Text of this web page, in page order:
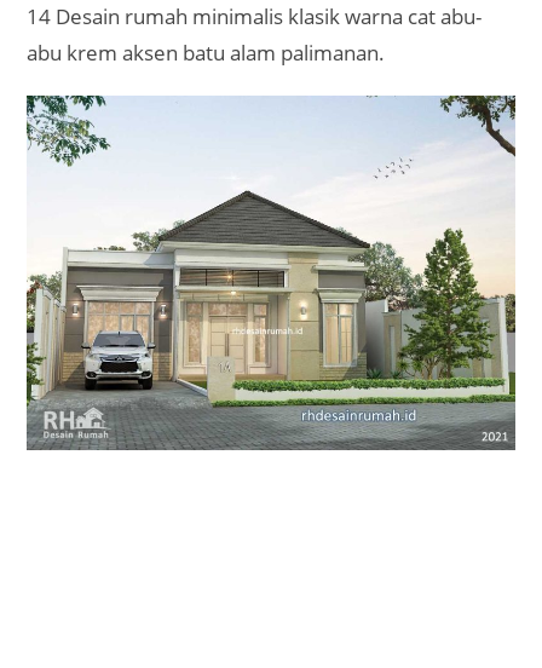
14 Desain rumah minimalis klasik warna cat abu-
abu krem aksen batu alam palimanan.